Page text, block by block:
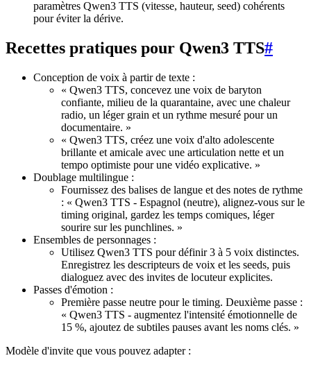
paramètres Qwen3 TTS (vitesse, hauteur, seed) cohérents
pour éviter la dérive.
Recettes pratiques pour Qwen3 TTS#
Conception de voix à partir de texte :
« Qwen3 TTS, concevez une voix de baryton
confiante, milieu de la quarantaine, avec une chaleur
radio, un léger grain et un rythme mesuré pour un
documentaire. »
« Qwen3 TTS, créez une voix d'alto adolescente
brillante et amicale avec une articulation nette et un
tempo optimiste pour une vidéo explicative. »
Doublage multilingue :
Fournissez des balises de langue et des notes de rythme
: « Qwen3 TTS - Espagnol (neutre), alignez-vous sur le
timing original, gardez les temps comiques, léger
sourire sur les punchlines. »
Ensembles de personnages :
Utilisez Qwen3 TTS pour définir 3 à 5 voix distinctes.
Enregistrez les descripteurs de voix et les seeds, puis
dialoguez avec des invites de locuteur explicites.
Passes d'émotion :
Première passe neutre pour le timing. Deuxième passe :
« Qwen3 TTS - augmentez l'intensité émotionnelle de
15 %, ajoutez de subtiles pauses avant les noms clés. »
Modèle d'invite que vous pouvez adapter :